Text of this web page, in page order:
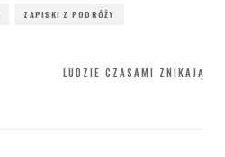
ZAPISKI Z PODRÓŻY
LUDZIE CZASAMI ZNIKAJĄ